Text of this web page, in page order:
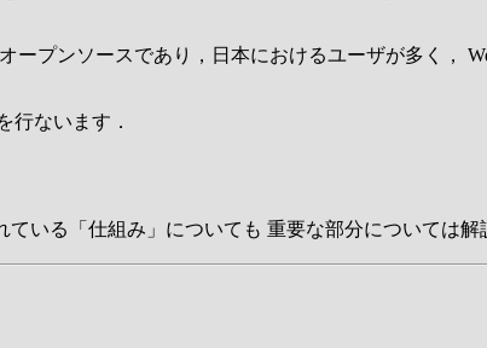
プンソースであり，日本におけるユーザが多く，
行ないます．
いる「仕組み」についても 重要な部分については解